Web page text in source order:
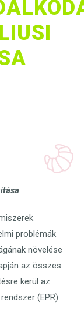
problémák
növelése
az összes
kerül az
(EPR).